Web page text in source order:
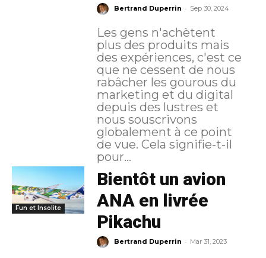
Bertrand Duperrin - Sep 30, 2024
Les gens n'achètent
plus des produits mais
des expériences, c'est ce
que ne cessent de nous
rabâcher les gourous du
marketing et du digital
depuis des lustres et
nous souscrivons
globalement à ce point
de vue. Cela signifie-t-il
pour...
Fun et Insolite
Bientôt un avion
ANA en livrée
Pikachu
Bertrand Duperrin - Mar 31, 2023